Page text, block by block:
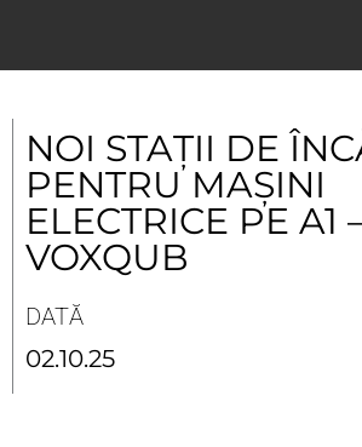
content
NOI STAȚII DE
PENTRU MAȘINI
ELECTRICE PE A1
VOXQUB
DATĂ
02.10.25